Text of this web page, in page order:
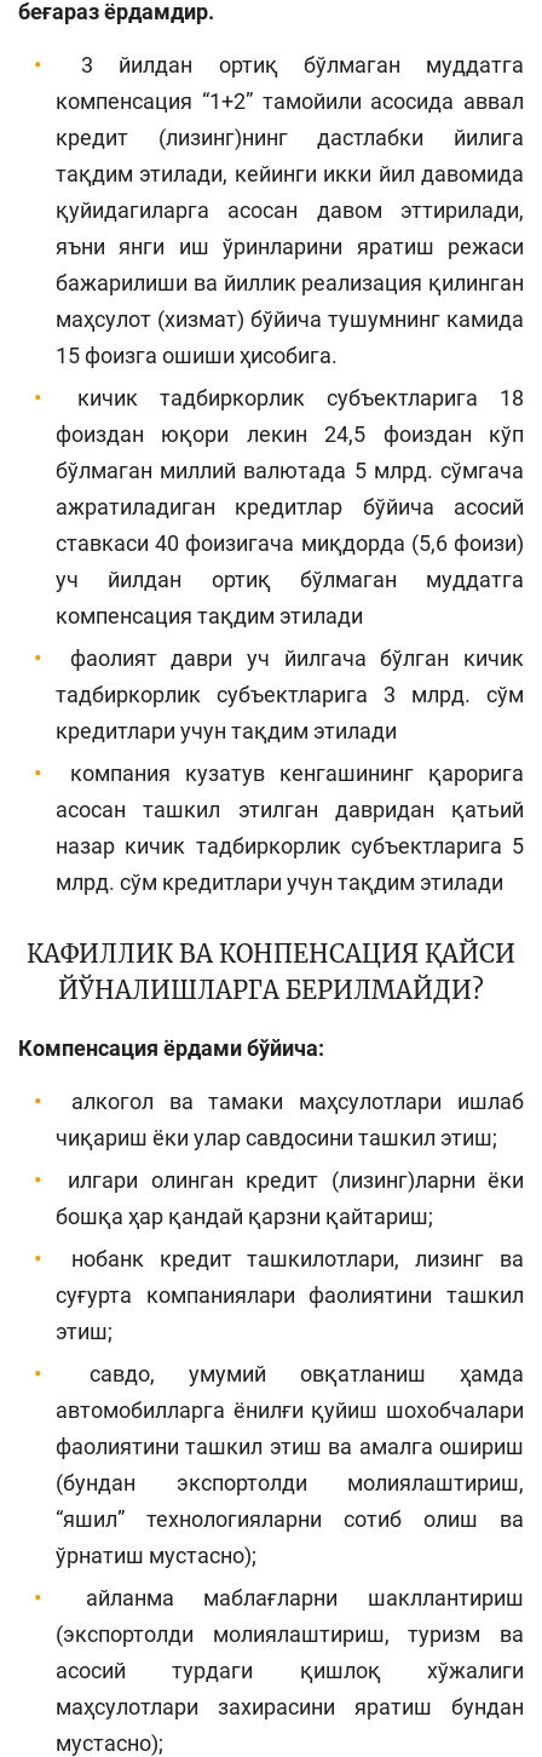
беғараз ёрдамдир.
3 йилдан ортиқ бўлмаган муддатга
компенсация “1+2” тамойили асосида аввал
кредит (лизинг)нинг дастлабки йилига
тақдим этилади, кейинги икки йил давомида
қуйидагиларга асосан давом эттирилади,
яъни янги иш ўринларини яратиш режаси
бажарилиши ва йиллик реализация қилинган
маҳсулот (хизмат) бўйича тушумнинг камида
15 фоизга ошиши ҳисобига.
кичик тадбиркорлик субъектларига 18
фоиздан юқори лекин 24,5 фоиздан кўп
бўлмаган миллий валютада 5 млрд. сўмгача
ажратиладиган кредитлар бўйича асосий
ставкаси 40 фоизигача миқдорда (5,6 фоизи)
уч йилдан ортиқ бўлмаган муддатга
компенсация тақдим этилади
фаолият даври уч йилгача бўлган кичик
тадбиркорлик субъектларига 3 млрд. сўм
кредитлари учун тақдим этилади
компания кузатув кенгашининг қарорига
асосан ташкил этилган давридан қатьий
назар кичик тадбиркорлик субъектларига 5
млрд. сўм кредитлари учун тақдим этилади
КАФИЛЛИК ВА КОНПЕНСАЦИЯ ҚАЙСИ
ЙЎНАЛИШЛАРГА БЕРИЛМАЙДИ?
Компенсация ёрдами бўйича:
алкогол ва тамаки маҳсулотлари ишлаб
чиқариш ёки улар савдосини ташкил этиш;
илгари олинган кредит (лизинг)ларни ёки
бошқа ҳар қандай қарзни қайтариш;
нобанк кредит ташкилотлари, лизинг ва
суғурта компаниялари фаолиятини ташкил
этиш;
савдо, умумий овқатланиш ҳамда
автомобилларга ёнилғи қуйиш шохобчалари
фаолиятини ташкил этиш ва амалга ошириш
(бундан экспортолди молиялаштириш,
“яшил” технологияларни сотиб олиш ва
ўрнатиш мустасно);
айланма маблағларни шакллантириш
(экспортолди молиялаштириш, туризм ва
асосий турдаги қишлоқ хўжалиги
маҳсулотлари захирасини яратиш бундан
мустасно);